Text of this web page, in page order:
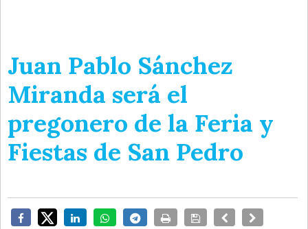
Juan Pablo Sánchez
Miranda será el
pregonero de la Feria y
Fiestas de San Pedro